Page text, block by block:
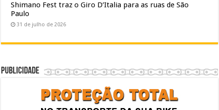
Shimano Fest traz o Giro D’Italia para as ruas de São
Paulo
31 de julho de 2026
Publicidade